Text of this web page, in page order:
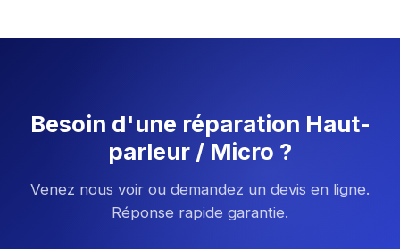
Besoin d'une réparation Haut-
parleur / Micro ?
Venez nous voir ou demandez un devis en ligne.
Réponse rapide garantie.